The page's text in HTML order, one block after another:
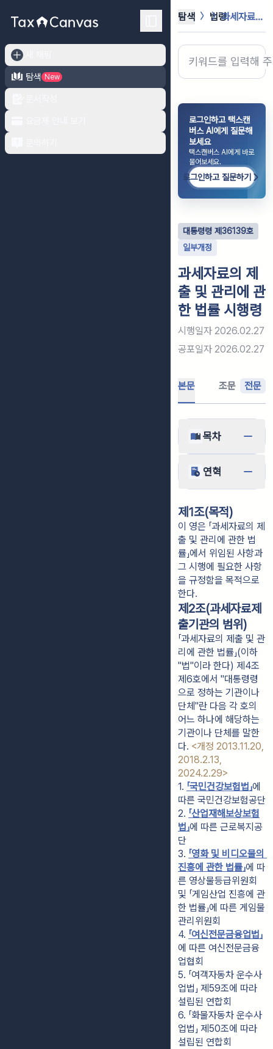
탐색
New
탐색 법령 과세자료의 제출 및 관리에 관한 법률...
로그인하고 택스캔
버스 AI에게 질문해
보세요
택스캔버스 AI에게 바로
물어보세요.
로그인하고 질문하기
대통령령 제 36139호
일부개정
과세자료의 제
출 및 관리에 관
한 법률 시행령
시행일자 2026.02.27
공포일자 2026.02.27
본문 조문 전문
목차
연혁
제1조(목적)
이 영은 「과세자료의 제
출 및 관리에 관한 법
률」에서 위임된 사항과
그 시행에 필요한 사항
을 규정함을 목적으로
한다.
제2조(과세자료제
출기관의 범위)
「과세자료의 제출 및 관
리에 관한 법률」(이하
"법"이라 한다) 제4조
제6호에서 "대통령령
으로 정하는 기관이나
단체"란 다음 각 호의
어느 하나에 해당하는
기관이나 단체를 말한
다. <개정 2013.11.20,
2018.2.13,
2024.2.29>
1. 「국민건강보험법」에
따른 국민건강보험공단
2. 「산업재해보상보험
법」에 따른 근로복지공
단
3. 「영화 및 비디오물의
진흥에 관한 법률」에 따
른 영상물등급위원회
및 「게임산업 진흥에 관
한 법률」에 따른 게임물
관리위원회
4. 「여신전문금융업법」
에 따른 여신전문금융
업협회
5. 「여객자동차 운수사
업법」 제59조에 따라
설립된 연합회
6. 「화물자동차 운수사
업법」 제50조에 따라
설립된 연합회